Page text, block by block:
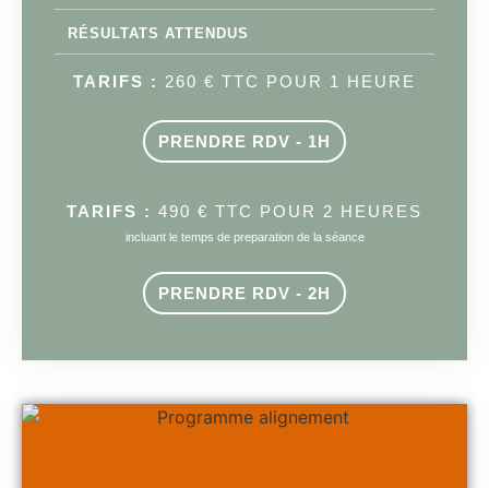
RÉSULTATS ATTENDUS
TARIFS : 260 € TTC POUR 1 HEURE
PRENDRE RDV - 1H
TARIFS : 490 € TTC POUR 2 HEURES
incluant le temps de preparation de la séance
PRENDRE RDV - 2H